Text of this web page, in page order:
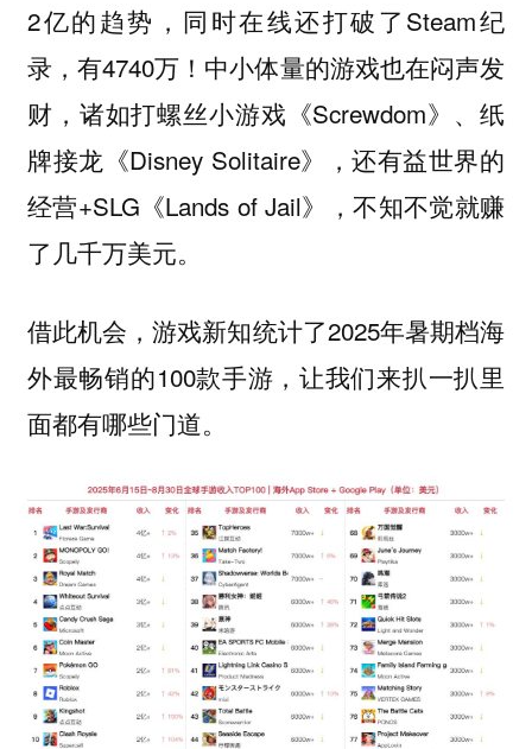
2亿的趋势，同时在线还打破了Steam纪
录，有4740万！中小体量的游戏也在闷声发
财，诸如打螺丝小游戏《Screwdom》、纸
牌接龙《Disney Solitaire》，还有益世界的
经营+SLG《Lands of Jail》，不知不觉就赚
了几千万美元。
借此机会，游戏新知统计了2025年暑期档海
外最畅销的100款手游，让我们来扒一扒里
面都有哪些门道。